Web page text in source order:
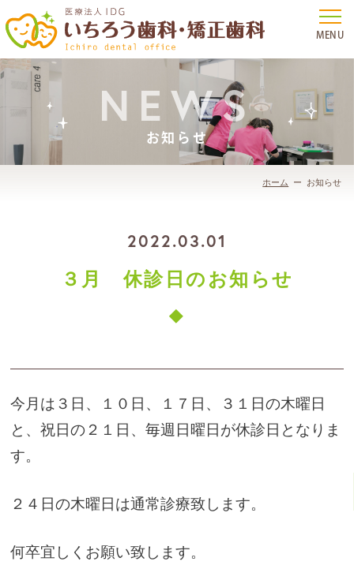
NEWS
お知らせ
ホーム お知らせ
2022.03.01
３月 休診日のお知らせ
今月は３日、１０日、１７日、３１日の木曜日
と、祝日の２１日、毎週日曜日が休診日となりま
す。
２４日の木曜日は通常診療致します。
何卒宜しくお願い致します。